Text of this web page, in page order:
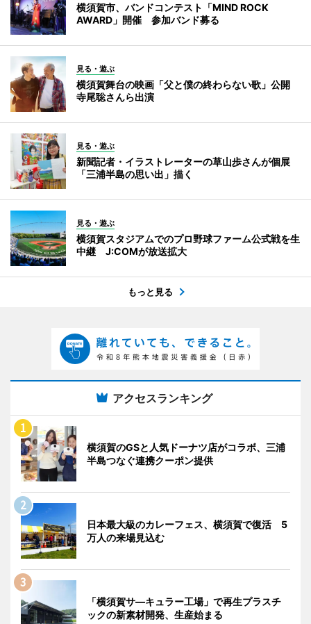
横須賀市、バンドコンテスト「MIND ROCK
AWARD」開催 参加バンド募る
見る・遊ぶ
横須賀舞台の映画「父と僕の終わらない歌」公開
寺尾聡さんら出演
見る・遊ぶ
新聞記者・イラストレーターの草山歩さんが個展
「三浦半島の思い出」描く
見る・遊ぶ
横須賀スタジアムでのプロ野球ファーム公式戦を生
中継 J:COMが放送拡大
もっと見る
アクセスランキング
横須賀のGSと人気ドーナツ店がコラボ、三浦
半島つなぐ連携クーポン提供
日本最大級のカレーフェス、横須賀で復活 5
万人の来場見込む
「横須賀サ―キュラー工場」で再生プラスチ
ックの新素材開発、生産始まる